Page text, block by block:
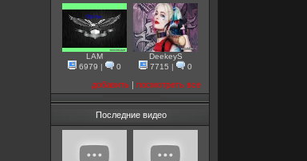
LAM
6979 | 0
DeekeyS
7715 | 0
добавить | посмотреть все
Последние видео